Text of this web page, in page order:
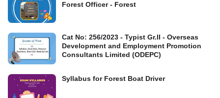
Forest Officer - Forest
Cat No: 256/2023 - Typist Gr.II - Overseas
Development and Employment Promotion
Consultants Limited (ODEPC)
Syllabus for Forest Boat Driver